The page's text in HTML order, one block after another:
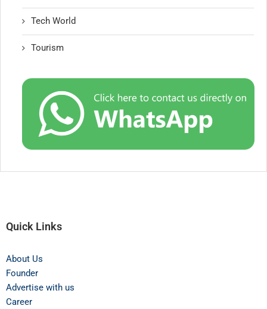
Tech World
Tourism
Quick Links
About Us
Founder
Advertise with us
Career